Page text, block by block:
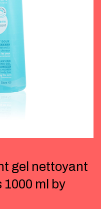
gel nettoyant
ml by